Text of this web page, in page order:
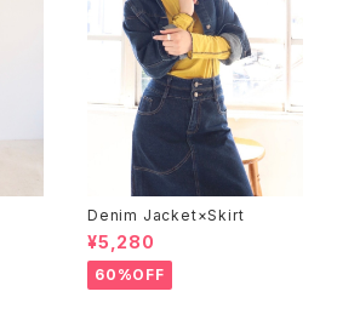
Denim Jacket×Skirt
¥5,280
60%OFF